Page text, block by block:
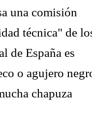
una comisión
técnica" de
de España es
o agujero
chapuza